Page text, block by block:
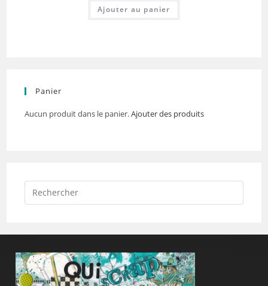
Ajouter au panier
Panier
Aucun produit dans le panier.Ajouter des produits